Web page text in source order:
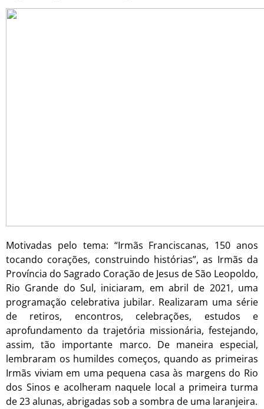
Motivadas pelo tema: “Irmãs Franciscanas, 150 anos
tocando corações, construindo histórias”, as Irmãs da
Província do Sagrado Coração de Jesus de São Leopoldo,
Rio Grande do Sul, iniciaram, em abril de 2021, uma
programação celebrativa jubilar. Realizaram uma série
de retiros, encontros, celebrações, estudos e
aprofundamento da trajetória missionária, festejando,
assim, tão importante marco. De maneira especial,
lembraram os humildes começos, quando as primeiras
Irmãs viviam em uma pequena casa às margens do Rio
dos Sinos e acolheram naquele local a primeira turma
de 23 alunas, abrigadas sob a sombra de uma laranjeira.